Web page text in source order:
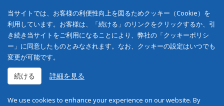
当サイトでは、お客様の利便性向上を図るためクッキー（Cookie）を
利用しています。お客様は、「続ける」のリンクをクリックするか、引
き続き当サイトをご利用になることにより、弊社の「クッキーポリシ
ー」に同意したものとみなされます。なお、クッキーの設定はいつでも
変更が可能です。
続ける 詳細を見る
We use cookies to enhance your experience on our website. By